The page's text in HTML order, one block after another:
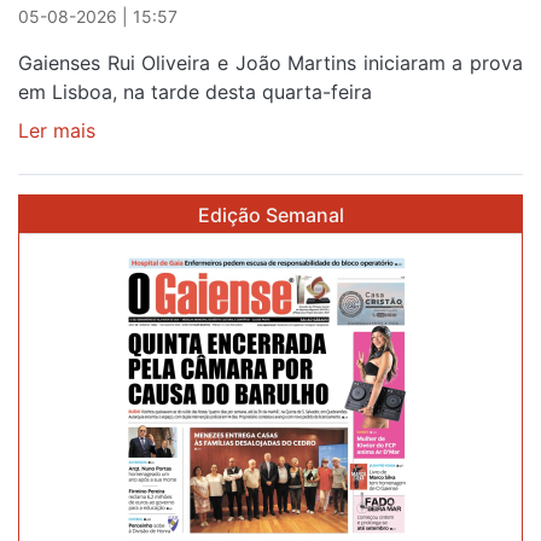
05-08-2026 | 15:57
Gaienses Rui Oliveira e João Martins iniciaram a prova
em Lisboa, na tarde desta quarta-feira
Ler mais
brilho
prata
prólogo
estreia
Volta
Edição Semanal